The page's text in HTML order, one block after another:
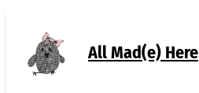
contenu
All Mad(e) Here